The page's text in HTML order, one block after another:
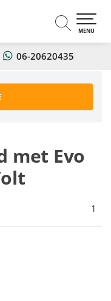
06-20620435
0
MENU
met Evo
1